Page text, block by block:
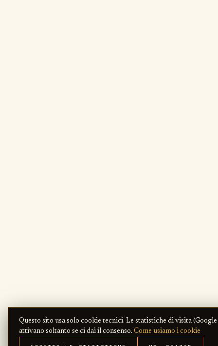
Questo sito usa solo cookie tecnici. Le statistiche di visita
attivano soltanto se ci dai il consenso. Come usiamo i cookie